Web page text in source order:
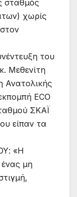
σταθμός
χωρίς
του
Μεθενίτη
Ανατολικής
ECO
ΣΚΑΪ
είπαν τα
«Η
ένας μη